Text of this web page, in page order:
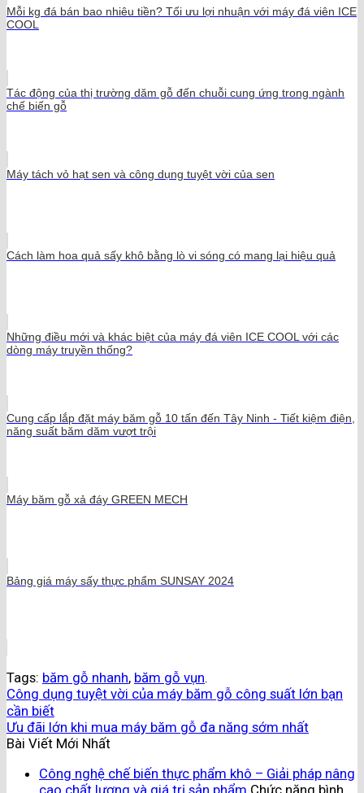
Mỗi kg đá bán bao nhiêu tiền? Tối ưu lợi nhuận với máy đá viên ICE
COOL
Tác động của thị trường dăm gỗ đến chuỗi cung ứng trong ngành
chế biến gỗ
Máy tách vỏ hạt sen và công dụng tuyệt vời của sen
Cách làm hoa quả sấy khô bằng lò vi sóng có mang lại hiệu quả
Những điều mới và khác biệt của máy đá viên ICE COOL với các
dòng máy truyền thống?
Cung cấp lắp đặt máy băm gỗ 10 tấn đến Tây Ninh - Tiết kiệm điện,
năng suất băm dăm vượt trội
Máy băm gỗ xả đáy GREEN MECH
Bảng giá máy sấy thực phẩm SUNSAY 2024
Tags: băm gỗ nhanh, băm gỗ vụn.
Công dụng tuyệt vời của máy băm gỗ công suất lớn bạn
cần biết
Ưu đãi lớn khi mua máy băm gỗ đa năng sớm nhất
Bài Viết Mới Nhất
Công nghệ chế biến thực phẩm khô – Giải pháp nâng
cao chất lượng và giá trị sản phẩm Chức năng bình